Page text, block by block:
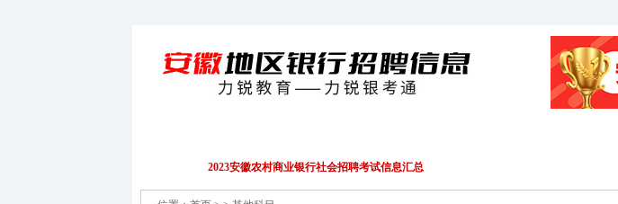
2023安徽农村商业银行社会招聘考试信息汇总